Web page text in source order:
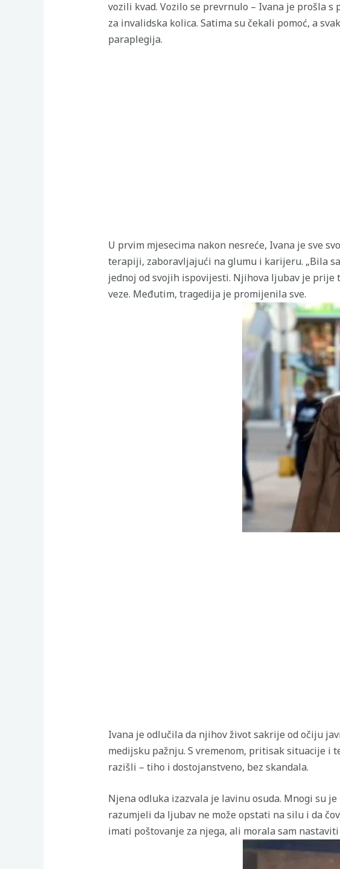
vozili kvad. Vozilo se prevrnulo – Ivana je prošla
za invalidska kolica. Satima su čekali pomoć, a
paraplegija.
U prvim mjesecima nakon nesreće, Ivana je sve
terapiji, zaboravljajući na glumu i karijeru. „Bila
jednoj od svojih ispovijesti. Njihova ljubav je
veze. Međutim, tragedija je promijenila sve.
Ivana je odlučila da njihov život sakrije od očiju
medijsku pažnju. S vremenom, pritisak situacije i
razišli – tiho i dostojanstveno, bez skandala.
Njena odluka izazvala je lavinu osuda. Mnogi su
razumjeli da ljubav ne može opstati na silu i da
imati poštovanje za njega, ali morala sam